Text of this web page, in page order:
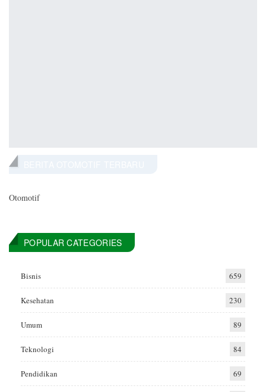
Otomotif
POPULAR CATEGORIES
Bisnis 659
Kesehatan 230
Umum 89
Teknologi 84
Pendidikan 69